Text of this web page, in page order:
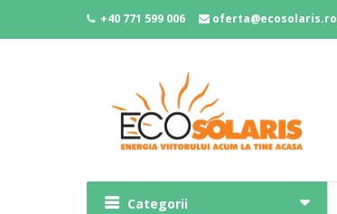
+40 771 599 006 oferta@ecosolaris.ro
Categorii